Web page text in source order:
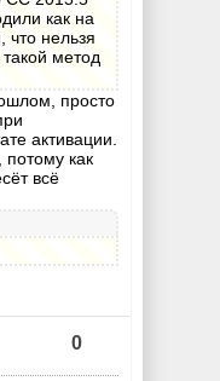
как на
что нельзя
метод
просто
активации.
потому как
всё
0